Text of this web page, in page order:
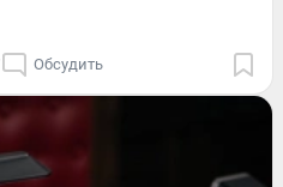
Обсудить